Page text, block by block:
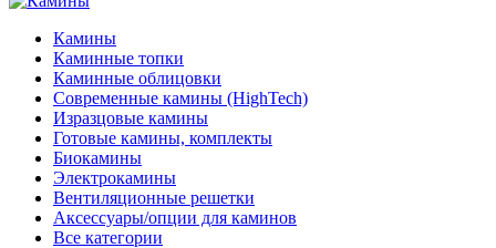
Камины
Каминные топки
Каминные облицовки
Современные камины (HighTech)
Изразцовые камины
Готовые камины, комплекты
Биокамины
Электрокамины
Вентиляционные решетки
Аксессуары/опции для каминов
Все категории